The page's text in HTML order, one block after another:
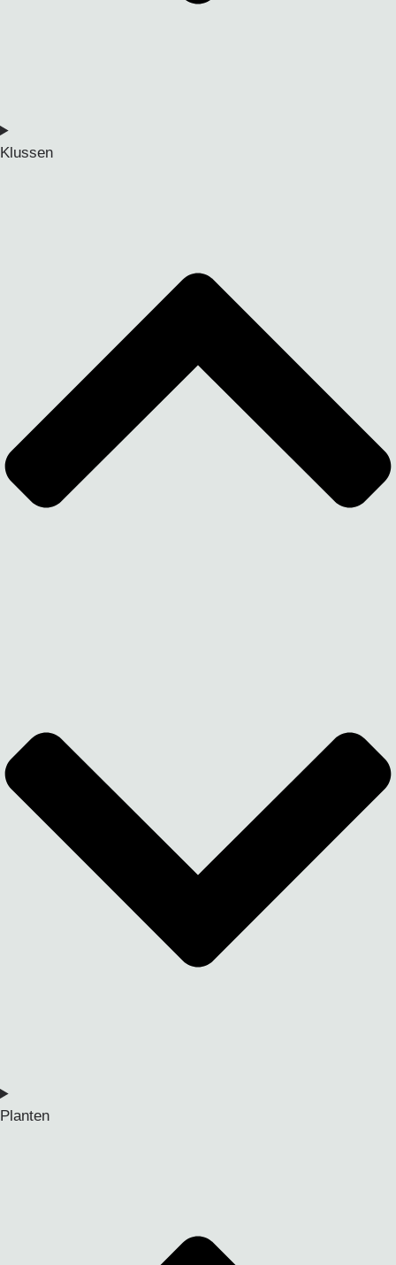
Klussen
Planten